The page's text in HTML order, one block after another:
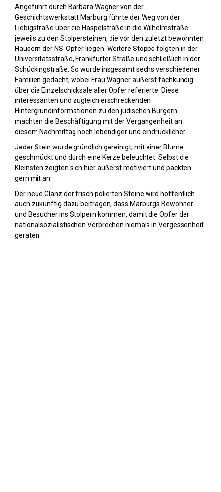
Angeführt durch Barbara Wagner von der
Geschichtswerkstatt Marburg führte der Weg von der
Liebigstraße über die Haspelstraße in die Wilhelmstraße
jeweils zu den Stolpersteinen, die vor den zuletzt bewohnten
Häusern der NS-Opfer liegen. Weitere Stopps folgten in der
Universitätsstraße, Frankfurter Straße und schließlich in der
Schückingstraße. So wurde insgesamt sechs verschiedener
Familien gedacht, wobei Frau Wagner äußerst fachkundig
über die Einzelschicksale aller Opfer referierte. Diese
interessanten und zugleich erschreckenden
Hintergrundinformationen zu den jüdischen Bürgern
machten die Beschäftigung mit der Vergangenheit an
diesem Nachmittag noch lebendiger und eindrücklicher.
Jeder Stein wurde gründlich gereinigt, mit einer Blume
geschmückt und durch eine Kerze beleuchtet. Selbst die
Kleinsten zeigten sich hier äußerst motiviert und packten
gern mit an.
Der neue Glanz der frisch polierten Steine wird hoffentlich
auch zukünftig dazu beitragen, dass Marburgs Bewohner
und Besucher ins Stolpern kommen, damit die Opfer der
nationalsozialistischen Verbrechen niemals in Vergessenheit
geraten.